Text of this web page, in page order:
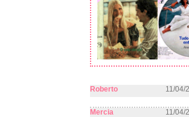
Roberto 11/04/
Mercia 11/04/